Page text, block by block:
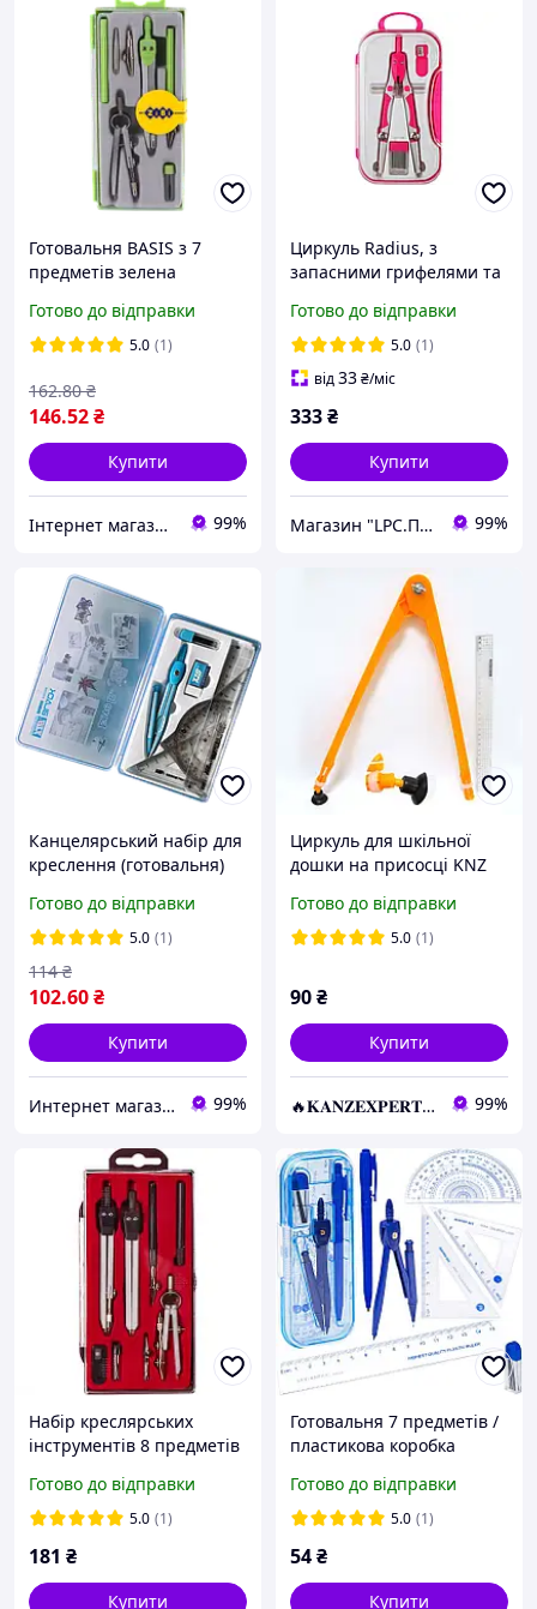
Готовальня BASIS з 7
предметів зелена
Готово до відправки
5.0 (1)
146.52₴
162.80 ₴
Купити
Інтернет магазин ТерЛайн 99%
Циркуль Radius, з
запасними грифелями та
рожевий CF81439
Готово до відправки
5.0 (1)
від33₴/міс
333₴
Купити
Магазин "LPC.Поліграфія" 99%
Канцелярський набір для
креслення (готовальня)
Готово до відправки
5.0 (1)
102.60₴
114 ₴
Купити
Интернет магазин «Art-market.pro» 99%
Циркуль для шкільної
дошки на присосці KNZ
Готово до відправки
5.0 (1)
90₴
Купити
🔥𝐊𝐀𝐍𝐙𝐄𝐗𝐏𝐄𝐑𝐓.com.ua🔥 99%
Набір креслярських
інструментів 8 предметів
креслярський KNZ
Готово до відправки
5.0 (1)
181 ₴
Купити
Готовальня 7 предметів /
пластикова коробка
Готово до відправки
5.0 (1)
54₴
Купити